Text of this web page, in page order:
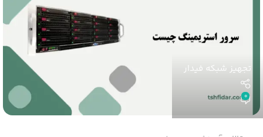
تجهیز شبکه فیدار
0